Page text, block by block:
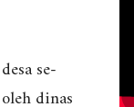
se-
dinas